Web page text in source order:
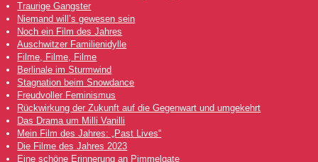
Traurige Gangster
Niemand will’s gewesen sein
Noch ein Film des Jahres
Auschwitzer Familienidylle
Filme, Filme, Filme
Berlinale im Sturmwind
Stagnation beim Snowdance
Freudvoller Feminismus
Rückwirkung der Zukunft auf die Gegenwart und umgekehrt
Das Drama um Milli Vanilli
Mein Film des Jahres: „Past Lives“
Die Filme des Jahres 2023
Eine schöne Erinnerung an Pimmelgate